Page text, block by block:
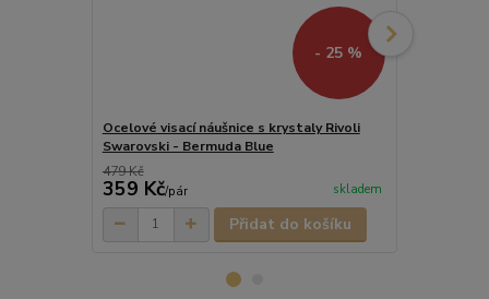
- 25 %
Ocelové visací náušnice s krystaly Rivoli
Swarovski - Bermuda Blue
479 Kč
359 Kč/pár skladem
Přidat do košíku